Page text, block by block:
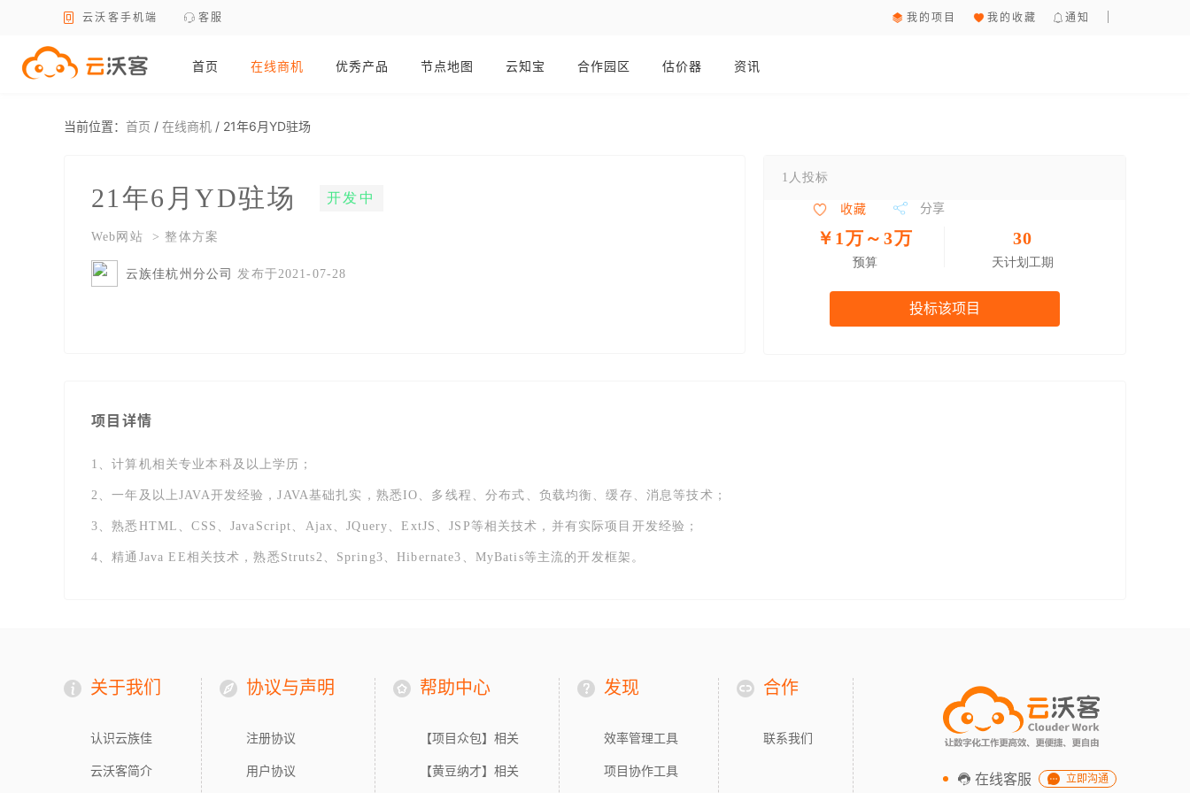
云沃客手机端 客服 我的项目 我的收藏 通知
首页 在线商机 优秀产品 节点地图 云知宝 合作园区 估价器 资讯
当前位置： 首页 / 在线商机 / 21年6月YD驻场
21年6月YD驻场 开发中
Web网站 > 整体方案
云族佳杭州分公司 发布于2021-07-28
1人投标
收藏 分享
￥1万～3万
预算
30
天计划工期
投标该项目
项目详情
1、计算机相关专业本科及以上学历；
2、一年及以上JAVA开发经验，JAVA基础扎实，熟悉IO、多线程、分布式、负载均衡、缓存、消息等技术；
3、熟悉HTML、CSS、JavaScript、Ajax、JQuery、ExtJS、JSP等相关技术，并有实际项目开发经验；
4、精通Java EE相关技术，熟悉Struts2、Spring3、Hibernate3、MyBatis等主流的开发框架。
关于我们
认识云族佳
云沃客简介
协议与声明
注册协议
用户协议
帮助中心
【项目众包】相关
【黄豆纳才】相关
发现
效率管理工具
项目协作工具
合作
联系我们
在线客服 立即沟通